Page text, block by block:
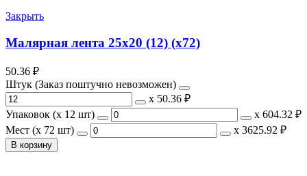
Закрыть
Малярная лента 25х20 (12) (х72)
50.36 ₽
Штук (Заказ поштучно невозможен)
х 50.36 ₽
Упаковок (x 12 шт)
х 604.32 ₽
Мест (x 72 шт)
х 3625.92 ₽
В корзину